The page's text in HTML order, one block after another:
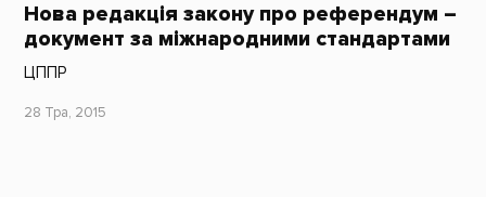
Нова редакція закону про референдум –
документ за міжнародними стандартами
ЦППР
28 Тра, 2015